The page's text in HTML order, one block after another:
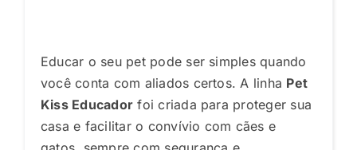
Educar o seu pet pode ser simples quando
você conta com aliados certos. A linha Pet
Kiss Educador foi criada para proteger sua
casa e facilitar o convívio com cães e